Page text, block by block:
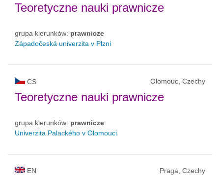
Teoretyczne nauki prawnicze
grupa kierunków: prawnicze
Západočeská univerzita v Plzni
CS Olomouc, Czechy
Teoretyczne nauki prawnicze
grupa kierunków: prawnicze
Univerzita Palackého v Olomouci
EN Praga, Czechy